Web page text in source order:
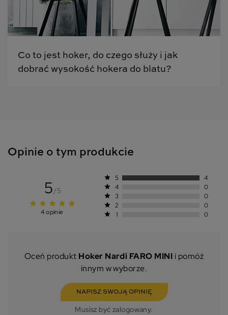
Co to jest hoker, do czego służy i jak
dobrać wysokość hokera do blatu?
Opinie o tym produkcie
5/5
star star star star star
4 opinie
star 5 4
star 4 0
star 3 0
star 2 0
star 1 0
Oceń produkt Hoker Nardi FARO MINI i pomóż
innym w wyborze.
NAPISZ SWOJĄ OPINIĘ
Musisz być zalogowany.